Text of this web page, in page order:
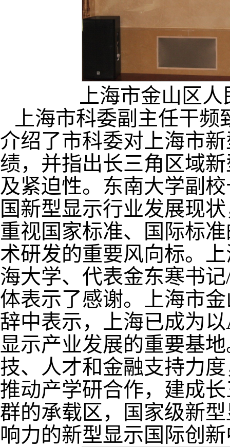
上海市金山区
上海市科委副主任干频
介绍了市科委对上海市
绩，并指出长三角区域
及紧迫性。东南大学副
国新型显示行业发展现
重视国家标准、国际标
术研发的重要风向标。
海大学、代表金东寒书
体表示了感谢。上海市
辞中表示，上海已成为
显示产业发展的重要基
技、人才和金融支持力
推动产学研合作，建成
群的承载区，国家级新
响力的新型显示国际创